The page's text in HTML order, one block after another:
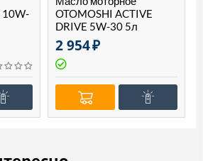
10W-
OTOMOSHI ACTIVE
DRIVE 5W-30 5л
2 954₽